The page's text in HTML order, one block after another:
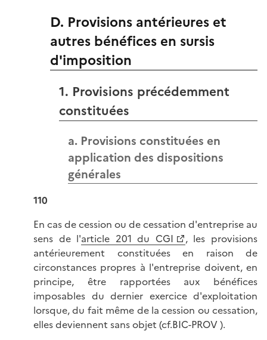
D. Provisions antérieures et
autres bénéfices en sursis
d'imposition
1. Provisions précédemment
constituées
a. Provisions constituées en
application des dispositions
générales
110
En cas de cession ou de cessation d'entreprise au
sens de l'article 201 du CGI
, les provisions
antérieurement constituées en raison de
circonstances propres à l'entreprise doivent, en
principe, être rapportées aux bénéfices
imposables du dernier exercice d'exploitation
lorsque, du fait même de la cession ou cessation,
elles deviennent sans objet (cf.BIC-PROV ).